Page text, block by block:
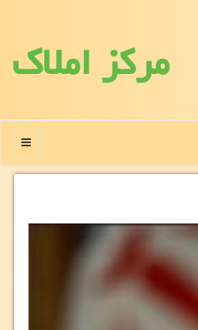
مركز املاك
منو